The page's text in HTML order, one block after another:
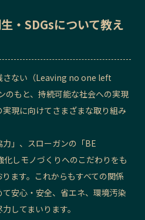
・SDGsについて教え
さない（Leaving no one left
もと、持続可能な社会への実現
現に向けてさまざまな取り組み
」、スローガンの「BE
化しモノづくりへのこだわりをも
ます。これからもすべての関係
安心・安全、省エネ、環境汚染
してまいります。